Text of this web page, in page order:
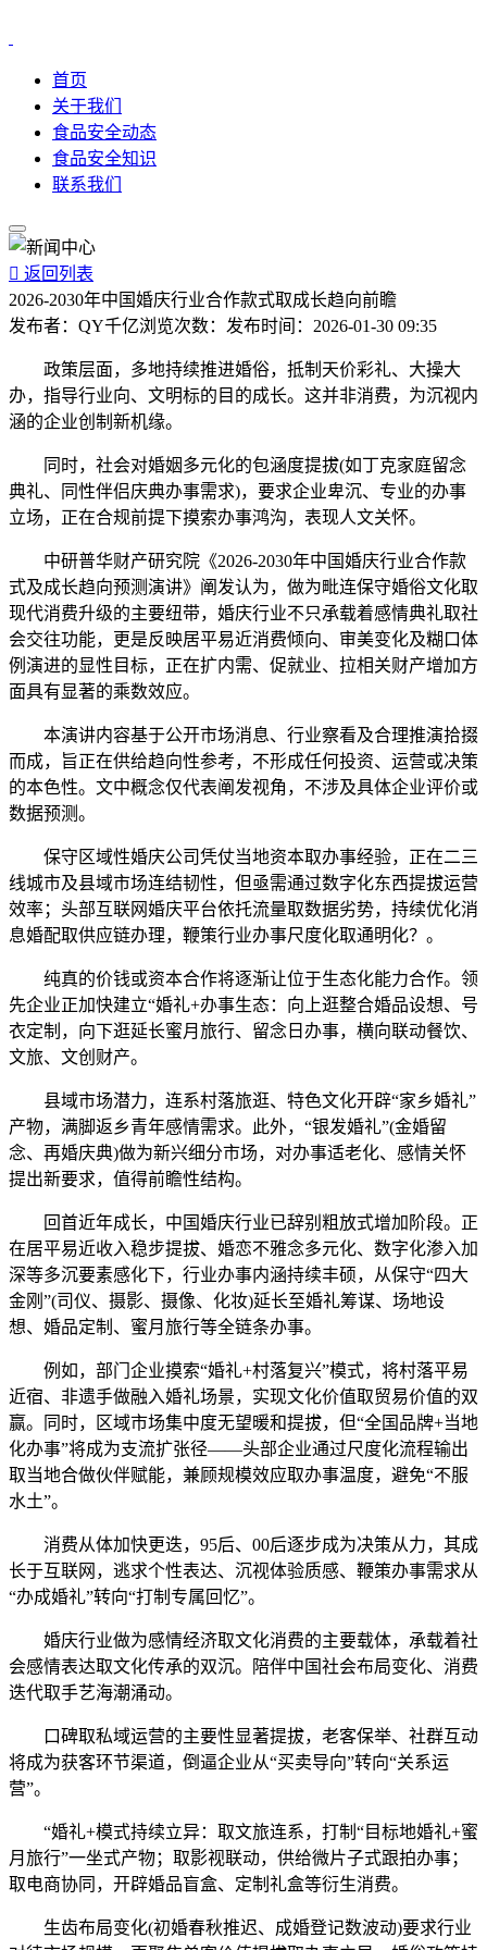
首页
关于我们
食品安全动态
食品安全知识
联系我们
 返回列表
2026-2030年中国婚庆行业合作款式取成长趋向前瞻
发布者： QY千亿浏览次数： 发布时间： 2026-01-30 09:35
政策层面，多地持续推进婚俗，抵制天价彩礼、大操大
办，指导行业向、文明标的目的成长。这并非消费，为沉视内
涵的企业创制新机缘。
同时，社会对婚姻多元化的包涵度提拔(如丁克家庭留念
典礼、同性伴侣庆典办事需求)，要求企业卑沉、专业的办事
立场，正在合规前提下摸索办事鸿沟，表现人文关怀。
中研普华财产研究院《2026-2030年中国婚庆行业合作款
式及成长趋向预测演讲》阐发认为，做为毗连保守婚俗文化取
现代消费升级的主要纽带，婚庆行业不只承载着感情典礼取社
会交往功能，更是反映居平易近消费倾向、审美变化及糊口体
例演进的显性目标，正在扩内需、促就业、拉相关财产增加方
面具有显著的乘数效应。
本演讲内容基于公开市场消息、行业察看及合理推演拾掇
而成，旨正在供给趋向性参考，不形成任何投资、运营或决策
的本色性。文中概念仅代表阐发视角，不涉及具体企业评价或
数据预测。
保守区域性婚庆公司凭仗当地资本取办事经验，正在二三
线城市及县域市场连结韧性，但亟需通过数字化东西提拔运营
效率；头部互联网婚庆平台依托流量取数据劣势，持续优化消
息婚配取供应链办理，鞭策行业办事尺度化取通明化？。
纯真的价钱或资本合作将逐渐让位于生态化能力合作。领
先企业正加快建立“婚礼+办事生态：向上逛整合婚品设想、号
衣定制，向下逛延长蜜月旅行、留念日办事，横向联动餐饮、
文旅、文创财产。
县域市场潜力，连系村落旅逛、特色文化开辟“家乡婚礼”
产物，满脚返乡青年感情需求。此外，“银发婚礼”(金婚留
念、再婚庆典)做为新兴细分市场，对办事适老化、感情关怀
提出新要求，值得前瞻性结构。
回首近年成长，中国婚庆行业已辞别粗放式增加阶段。正
在居平易近收入稳步提拔、婚恋不雅念多元化、数字化渗入加
深等多沉要素感化下，行业办事内涵持续丰硕，从保守“四大
金刚”(司仪、摄影、摄像、化妆)延长至婚礼筹谋、场地设
想、婚品定制、蜜月旅行等全链条办事。
例如，部门企业摸索“婚礼+村落复兴”模式，将村落平易
近宿、非遗手做融入婚礼场景，实现文化价值取贸易价值的双
赢。同时，区域市场集中度无望暖和提拔，但“全国品牌+当地
化办事”将成为支流扩张径——头部企业通过尺度化流程输出
取当地合做伙伴赋能，兼顾规模效应取办事温度，避免“不服
水土”。
消费从体加快更迭，95后、00后逐步成为决策从力，其成
长于互联网，逃求个性表达、沉视体验质感、鞭策办事需求从
“办成婚礼”转向“打制专属回忆”。
婚庆行业做为感情经济取文化消费的主要载体，承载着社
会感情表达取文化传承的双沉。陪伴中国社会布局变化、消费
迭代取手艺海潮涌动。
口碑取私域运营的主要性显著提拔，老客保举、社群互动
将成为获客环节渠道，倒逼企业从“买卖导向”转向“关系运
营”。
“婚礼+模式持续立异：取文旅连系，打制“目标地婚礼+蜜
月旅行”一坐式产物；取影视联动，供给微片子式跟拍办事；
取电商协同，开辟婚品盲盒、定制礼盒等衍生消费。
生齿布局变化(初婚春秋推迟、成婚登记数波动)要求行业